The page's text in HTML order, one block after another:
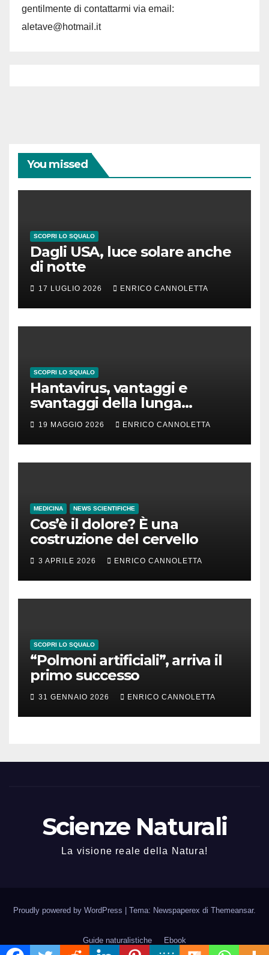
gentilmente di contattarmi via email:
aletave@hotmail.it
You missed
SCOPRI LO SQUALO
Dagli USA, luce solare anche
di notte
17 LUGLIO 2026 ENRICO CANNOLETTA
SCOPRI LO SQUALO
Hantavirus, vantaggi e
svantaggi della lunga
incubazione
19 MAGGIO 2026 ENRICO CANNOLETTA
MEDICINA NEWS SCIENTIFICHE
Cos’è il dolore? È una
costruzione del cervello
3 APRILE 2026 ENRICO CANNOLETTA
SCOPRI LO SQUALO
“Polmoni artificiali”, arriva il
primo successo
31 GENNAIO 2026 ENRICO CANNOLETTA
Scienze Naturali
La visione reale della Natura!
Proudly powered by WordPress Tema: Newspaperex di Themeansar.
Guide naturalistiche Ebook